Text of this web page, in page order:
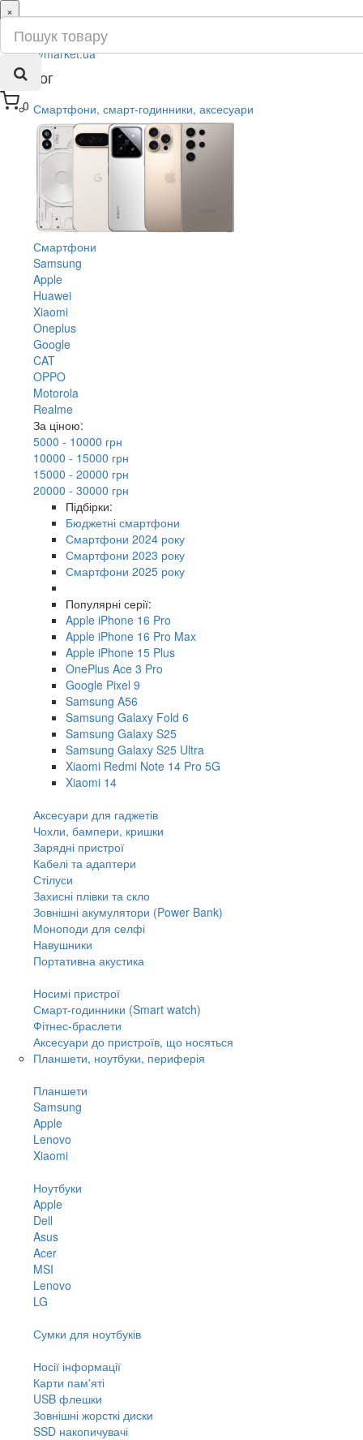
0
×
ru
ua
Каталог
Смартфони, смарт-годинники, аксесуари
Смартфони
Samsung
Apple
Huawei
Xiaomi
Oneplus
Google
CAT
OPPO
Motorola
Realme
За ціною:
5000 - 10000 грн
10000 - 15000 грн
15000 - 20000 грн
20000 - 30000 грн
Підбірки:
Бюджетні смартфони
Смартфони 2024 року
Смартфони 2023 року
Смартфони 2025 року
Популярні серії:
Apple iPhone 16 Pro
Apple iPhone 16 Pro Max
Apple iPhone 15 Plus
OnePlus Ace 3 Pro
Google Pixel 9
Samsung A56
Samsung Galaxy Fold 6
Samsung Galaxy S25
Samsung Galaxy S25 Ultra
Xiaomi Redmi Note 14 Pro 5G
Xiaomi 14
Аксесуари для гаджетів
Чохли, бампери, кришки
Зарядні пристрої
Кабелі та адаптери
Стілуси
Захисні плівки та скло
Зовнішні акумулятори (Power Bank)
Моноподи для селфі
Навушники
Портативна акустика
Носимі пристрої
Смарт-годинники (Smart watch)
Фітнес-браслети
Аксесуари до пристроїв, що носяться
Планшети, ноутбуки, периферія
Планшети
Samsung
Apple
Lenovo
Xiaomi
Ноутбуки
Apple
Dell
Asus
Acer
MSI
Lenovo
LG
Сумки для ноутбуків
Носії інформації
Карти пам'яті
USB флешки
Зовнішні жорсткі диски
SSD накопичувачі